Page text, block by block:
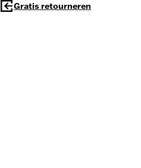
Gratis retourneren